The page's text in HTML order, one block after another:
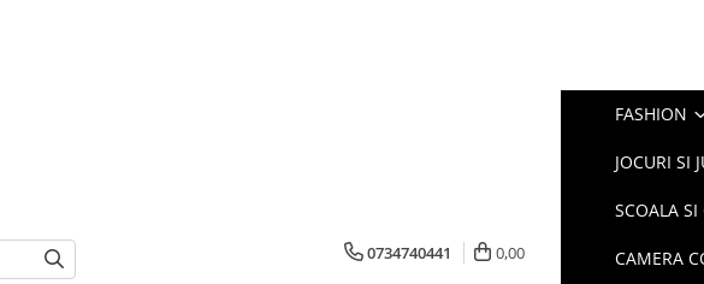
0734740441 0,00
FASHION
JOCURI SI
SCOALA
CAMERA